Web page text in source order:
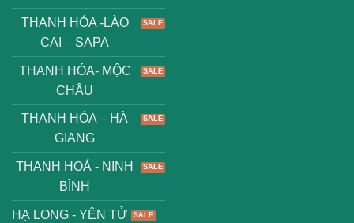
THANH HÓA -LÀO
CAI – SAPA
THANH HÓA- MỘC
CHÂU
THANH HÓA – HÀ
GIANG
THANH HOÁ - NINH
BÌNH
HẠ LONG - YÊN TỬ